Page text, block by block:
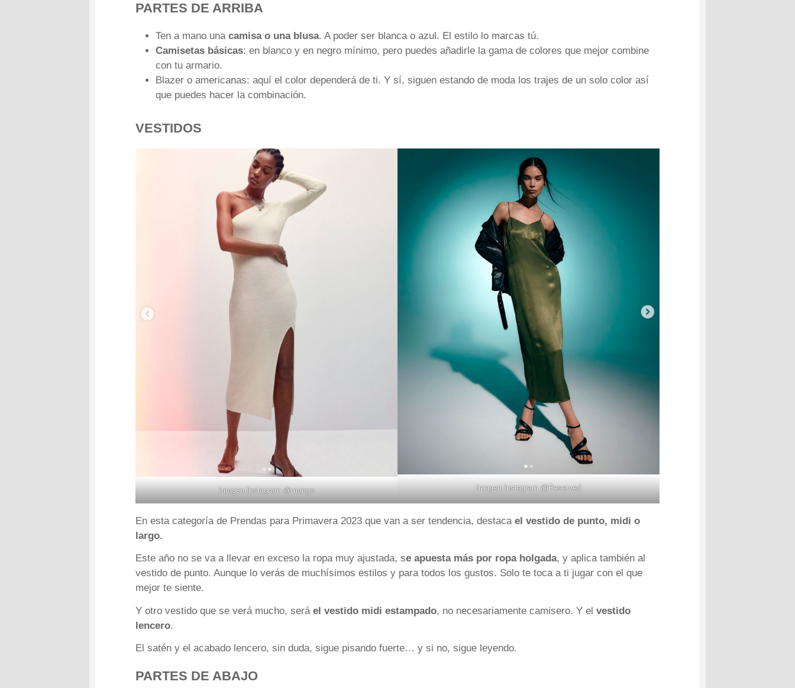
PARTES DE ARRIBA
Ten a mano unacamisa o una blusa. A poder ser blanca o azul. El estilo lo marcas tú.
Camisetas básicas: en blanco y en negro mínimo, pero puedes añadirle la gama de colores que mejor combine
con tu armario.
Blazer o americanas: aquí el color dependerá de ti. Y sí, siguen estando de moda los trajes de un solo color así
que puedes hacer la combinación.
VESTIDOS
Imagen Instagram@mango Imagen Instagram @Reserved
En esta categoría de Prendas para Primavera 2023 que van a ser tendencia, destacael vestido de punto, midi o
largo.
Este año no se va a llevar en exceso la ropa muy ajustada, se apuesta más por ropa holgada, y aplica también al
vestido de punto. Aunque lo verás de muchísimos estilos y para todos los gustos. Solo te toca a ti jugar con el que
mejor te siente.
Y otro vestido que se verá mucho, seráel vestido midi estampado, no necesariamente camisero. Y elvestido
lencero.
El satén y el acabado lencero, sin duda, sigue pisando fuerte… y si no, sigue leyendo.
PARTES DE ABAJO